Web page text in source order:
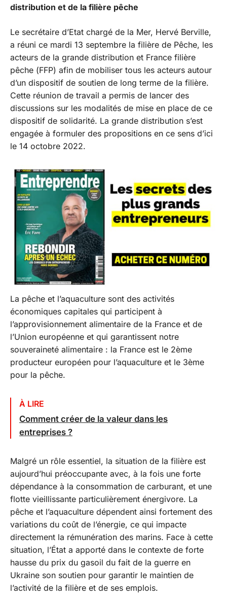
distribution et de la filière pêche
Le secrétaire d’Etat chargé de la Mer, Hervé Berville,
a réuni ce mardi 13 septembre la filière de Pêche, les
acteurs de la grande distribution et France filière
pêche (FFP) afin de mobiliser tous les acteurs autour
d’un dispositif de soutien de long terme de la filière.
Cette réunion de travail a permis de lancer des
discussions sur les modalités de mise en place de ce
dispositif de solidarité. La grande distribution s’est
engagée à formuler des propositions en ce sens d’ici
le 14 octobre 2022.
La pêche et l’aquaculture sont des activités
économiques capitales qui participent à
l’approvisionnement alimentaire de la France et de
l’Union européenne et qui garantissent notre
souveraineté alimentaire : la France est le 2ème
producteur européen pour l’aquaculture et le 3ème
pour la pêche.
À LIRE
Comment créer de la valeur dans les
entreprises ?
Malgré un rôle essentiel, la situation de la filière est
aujourd’hui préoccupante avec, à la fois une forte
dépendance à la consommation de carburant, et une
flotte vieillissante particulièrement énergivore. La
pêche et l’aquaculture dépendent ainsi fortement des
variations du coût de l’énergie, ce qui impacte
directement la rémunération des marins. Face à cette
situation, l’État a apporté dans le contexte de forte
hausse du prix du gasoil du fait de la guerre en
Ukraine son soutien pour garantir le maintien de
l’activité de la filière et de ses emplois.